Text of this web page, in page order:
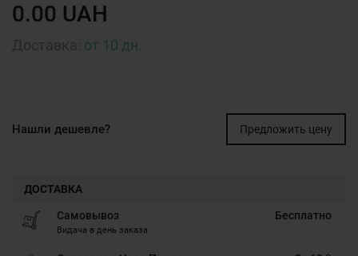
0.00 UAH
от 10 дн.
Нашли дешевле? Предложить цену
ДОСТАВКА
Самовывоз
Видача в день заказа
Бесплатно